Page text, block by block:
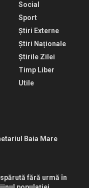
Social
Sport
Știri Externe
Știri Naționale
Știrile Zilei
Timp Liber
Utile
Baia Mare
fără urmă în